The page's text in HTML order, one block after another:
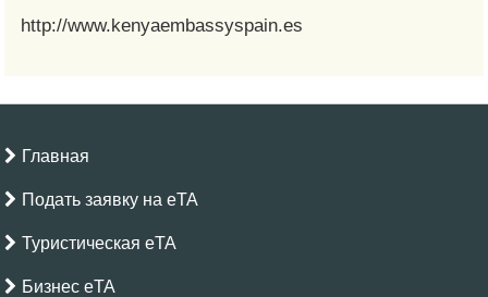
http://www.kenyaembassyspain.es
Главная
Подать заявку на eTA
Туристическая eTA
Бизнес eTA